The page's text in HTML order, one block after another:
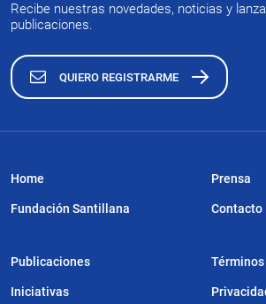
Recibe nuestras novedades, noticias y
publicaciones.
QUIERO REGISTRARME
Home
Fundación Santillana
Publicaciones
Iniciativas
Prensa
Contacto